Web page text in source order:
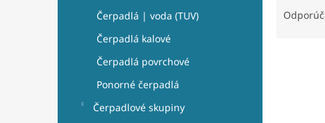
Čerpadlá | voda (TUV)
Čerpadlá kalové
Čerpadlá povrchové
Ponorné čerpadlá
Čerpadlové skupiny